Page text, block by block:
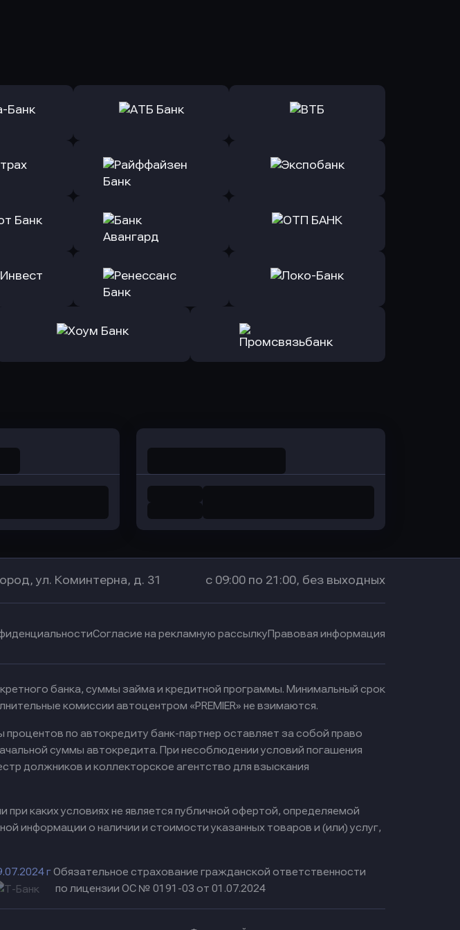
Оправить заявку
в АТБ Банк
Оправить заявку
заявку
Оправить заявку
в Райффайзен Банк
Оправить заявку
заявку
Оправить заявку
в Банк Авангард
Оправить заявку
Оправить заявку
в Локо-Банк
ул. Коминтерна, д. 31 с 09:00 по 21:00, без выходных
Согласие на рекламную рассылкуПравовая информация
банка, суммы займа и кредитной программы. Минимальный срок
комиссии автоцентром «PREMIER» не взимаются.
по автокредиту банк-партнер оставляет за собой право
суммы автокредита. При несоблюдении условий погашения
должников и коллекторское агентство для взыскания
каких условиях не является публичной офертой, определяемой
информации о наличии и стоимости указанных товаров и (или) услуг,
гОбязательное страхование гражданской ответственности
по лицензии ОС № 0191-03 от 01.07.2024